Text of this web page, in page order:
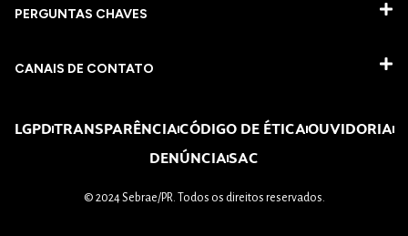
PERGUNTAS CHAVES​
CANAIS DE CONTATO
LGPDTRANSPARÊNCIACÓDIGO DE ÉTICAOUVIDORIA
DENÚNCIASAC
© 2024 Sebrae/PR. Todos os direitos reservados.